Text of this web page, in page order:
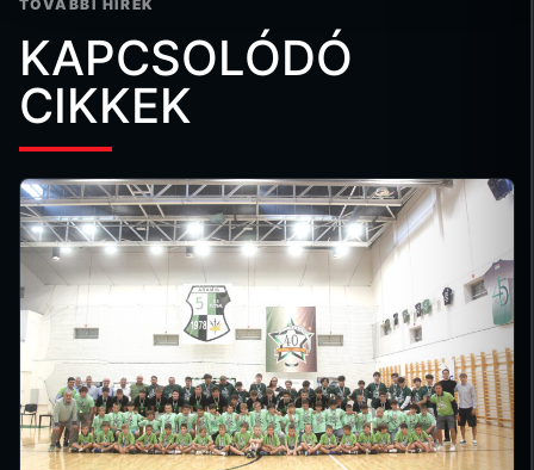
TOVÁBBI HÍREK
KAPCSOLÓDÓ
CIKKEK